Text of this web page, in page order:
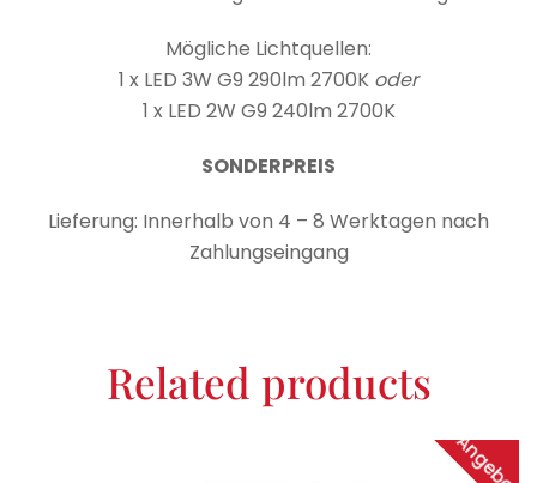
Mögliche Lichtquellen:
1 x LED 3W G9 290lm 2700K oder
1 x LED 2W G9 240lm 2700K
SONDERPREIS
Lieferung: Innerhalb von 4 – 8 Werktagen nach
Zahlungseingang
Related products